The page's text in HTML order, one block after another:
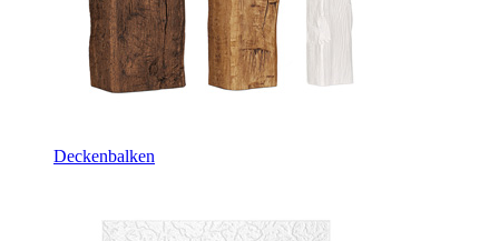
Deckenbalken